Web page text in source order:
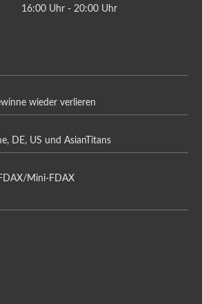
16:00 Uhr - 20:00 Uhr
wieder verlieren
DE, US und AsianTitans
Mini-FDAX